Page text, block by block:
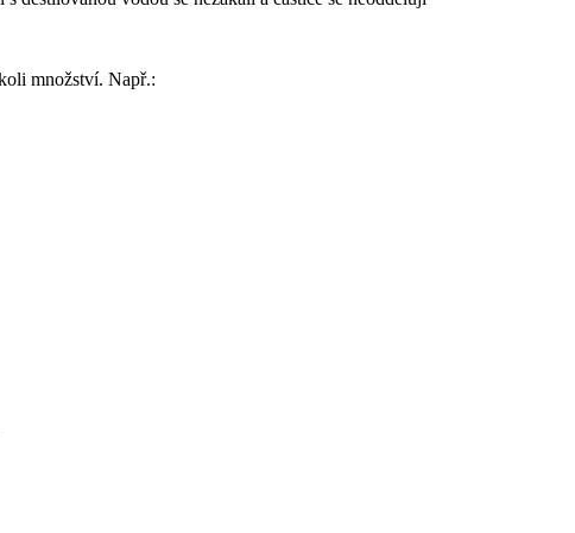
množství. Např.: